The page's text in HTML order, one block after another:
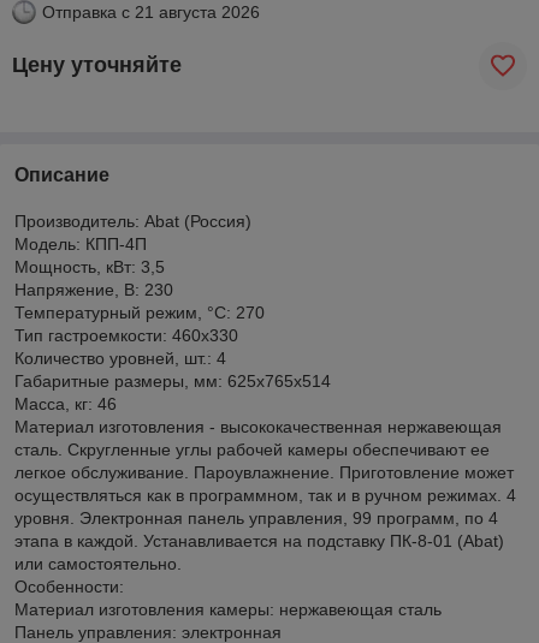
Отправка с 21 августа 2026
Цену уточняйте
Описание
Производитель: Abat (Россия)
Модель: КПП-4П
Мощность, кВт: 3,5
Напряжение, В: 230
Температурный режим, °C: 270
Тип гастроемкости: 460х330
Количество уровней, шт.: 4
Габаритные размеры, мм: 625x765x514
Масса, кг: 46
Материал изготовления - высококачественная нержавеющая
сталь. Скругленные углы рабочей камеры обеспечивают ее
легкое обслуживание. Пароувлажнение. Приготовление может
осуществляться как в программном, так и в ручном режимах. 4
уровня. Электронная панель управления, 99 программ, по 4
этапа в каждой. Устанавливается на подставку ПК-8-01 (Abat)
или самостоятельно.
Особенности:
Материал изготовления камеры: нержавеющая сталь
Панель управления: электронная